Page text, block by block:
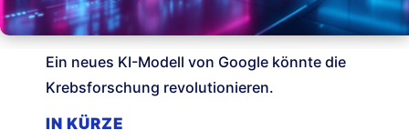
Ein neues KI-Modell von Google könnte die
Krebsforschung revolutionieren.
IN KÜRZE